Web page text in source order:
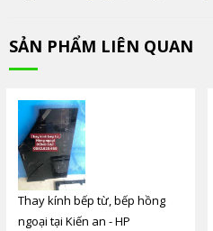
SẢN PHẨM LIÊN QUAN
Thay kính bếp từ, bếp hồng
ngoại tại Kiến an - HP